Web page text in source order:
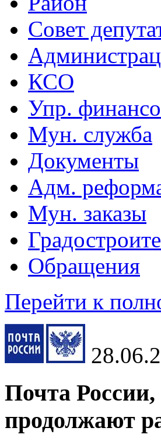
Совет
КСО
Упр.
Мун. служба
Документы
Адм.
Мун. заказы
Обращения
Перейти к
Почта
продолжают